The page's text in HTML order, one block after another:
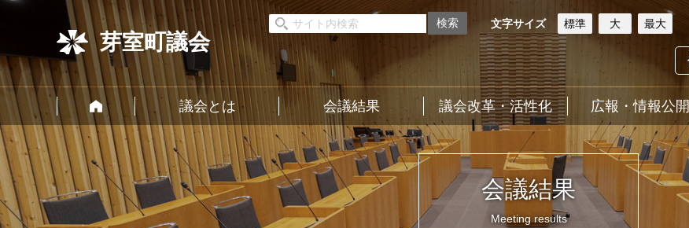
芽室町議会
文字サイズ 標準 大 最大
議会とは 会議結果 議会改革・活性化 広報・情報公開
会議結果
Meeting results